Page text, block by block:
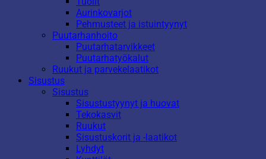
Aurinkovarjot
Pehmusteet ja istuintyynyt
Puutarhanhoito
Puutarhatarvikkeet
Puutarhatyökalut
Ruukut ja parvekelaatikot
Sisustus
Sisustus
Sisustustyynyt ja huovat
Tekokasvit
Ruukut
Sisustuskorit ja -laatikot
Lyhdyt